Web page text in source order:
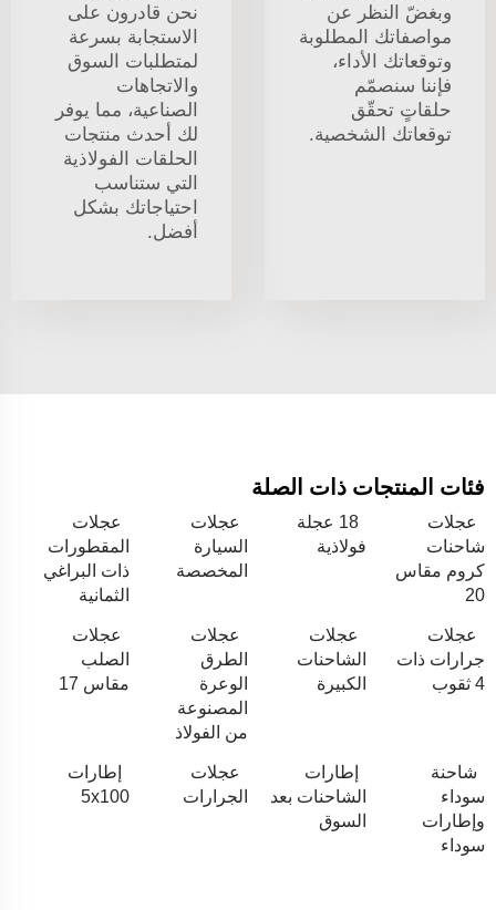
وبغضّ النظر عن
مواصفاتك المطلوبة
وتوقعاتك الأداء،
فإننا سنصمّم
حلقاتٍ تحقّق
توقعاتك الشخصية.
نحن قادرون على
الاستجابة بسرعة
لمتطلبات السوق
والاتجاهات
الصناعية، مما يوفر
لك أحدث منتجات
الحلقات الفولاذية
التي ستناسب
احتياجاتك بشكل
أفضل.
فئات المنتجات ذات الصلة
عجلات
شاحنات
كروم مقاس
20
18 عجلة
فولاذية
عجلات
السيارة
المخصصة
عجلات
المقطورات
ذات البراغي
الثمانية
عجلات
جرارات ذات
4 ثقوب
عجلات
الشاحنات
الكبيرة
عجلات
الطرق
الوعرة
المصنوعة
من الفولاذ
عجلات
الصلب
مقاس 17
شاحنة
سوداء
وإطارات
سوداء
إطارات
الشاحنات بعد
السوق
عجلات
الجرارات
إطارات
5x100